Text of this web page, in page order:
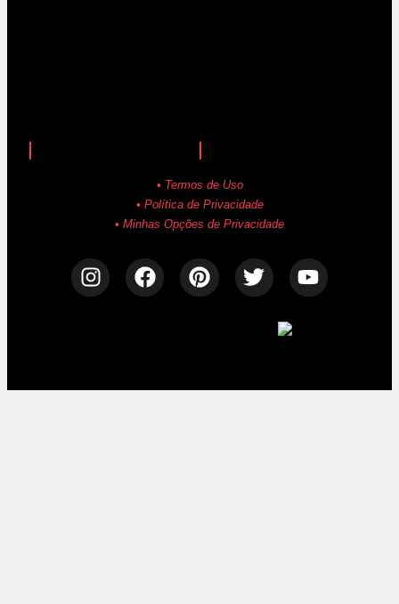
• Termos de Uso
• Política de Privacidade
• Minhas Opções de Privacidade